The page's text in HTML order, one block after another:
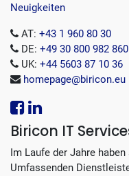
Neuigkeiten
AT: +43 1 960 80 30
DE: +49 30 800 982 860
UK: +44 5603 87 10 36
homepage@biricon.eu
Biricon IT
Im Laufe der Jahre
Umfassenden